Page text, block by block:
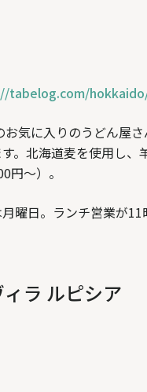
tabelog.com/
お気に入りのうどん屋
。北海道麦を使用し
円〜）。
曜日。ランチ営業が11
ラ ルピシア